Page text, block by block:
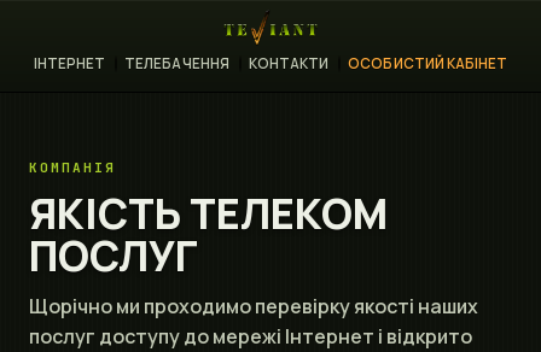
ІНТЕРНЕТ ТЕЛЕБАЧЕННЯ КОНТАКТИ ОСОБИСТИЙ КАБІНЕТ
КОМПАНІЯ
ЯКІСТЬ ТЕЛЕКОМ
ПОСЛУГ
Щорічно ми проходимо перевірку якості наших
послуг доступу до мережі Інтернет і відкрито